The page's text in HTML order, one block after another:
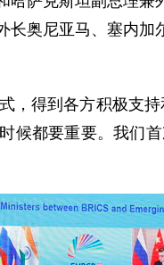
奥尼亚马、塞内
，得到各方积极支
都要重要。我们